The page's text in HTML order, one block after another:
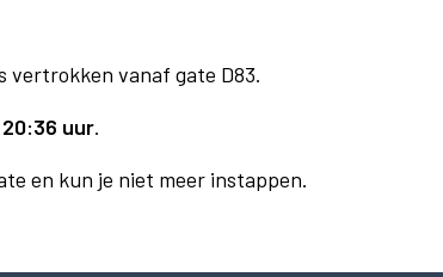
vertrokken vanaf gate D83.
20:36 uur.
en kun je niet meer instappen.